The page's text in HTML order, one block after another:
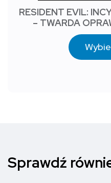
RESIDENT EVIL:
– TWARDA
Sprawdź